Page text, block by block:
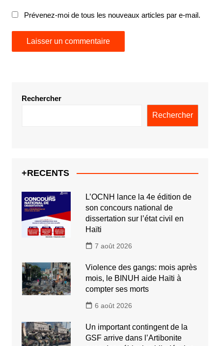
Prévenez-moi de tous les nouveaux articles par e-mail.
Rechercher
Rechercher
+RECENTS
L’OCNH lance la 4e édition de
son concours national de
dissertation sur l’état civil en
Haïti
7 août 2026
Violence des gangs: mois après
mois, le BINUH aide Haïti à
compter ses morts
6 août 2026
Un important contingent de la
GSF arrive dans l’Artibonite